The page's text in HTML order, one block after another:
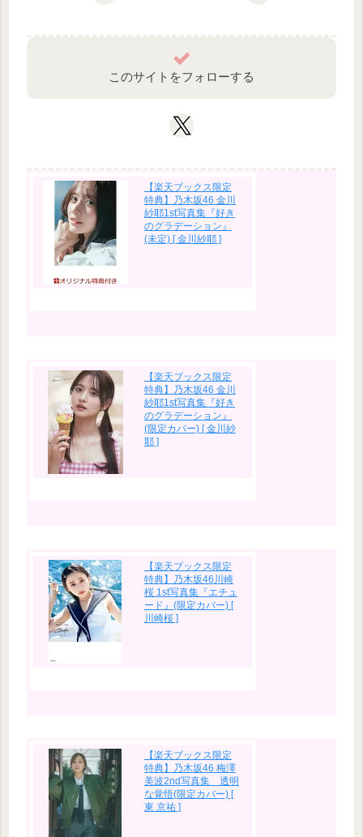
このサイトをフォローする
【楽天ブックス限定
特典】乃木坂46 金川
紗耶1st写真集『好き
のグラデーション』
(未定) [ 金川紗耶 ]
【楽天ブックス限定
特典】乃木坂46 金川
紗耶1st写真集『好き
のグラデーション』
(限定カバー) [ 金川紗
耶 ]
【楽天ブックス限定
特典】乃木坂46川崎
桜 1st写真集『エチュ
ード』(限定カバー) [
川崎桜 ]
【楽天ブックス限定
特典】乃木坂46 梅澤
美波2nd写真集 透明
な覚悟(限定カバー) [
東 京祐 ]